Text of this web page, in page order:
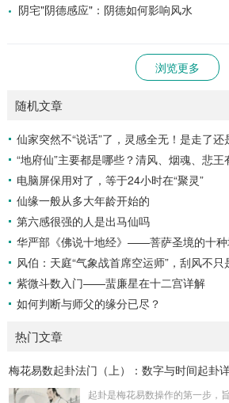
阴宅"阴德感应"：阴德如何影响风水
浏览更多
随机文章
仙家突然不“说话”了，灵感全无！是走了还
“地府仙”主要都是哪些？清风、烟魂、悲王
电脑屏保用对了，等于24小时在“聚灵”
仙缘一般从多大年龄开始的
第六感很强的人是出马仙吗
华严部《佛说十地经》——菩萨圣境的十种
风伯：天庭“气象战首席空运师”，刮风不只
紫微斗数入门——蜚廉星在十二宫详解
如何判断与师父的缘分已尽？
热门文章
梅花易数起卦法门（上）：数字与时间起卦
起卦是梅花易数操作的第一步，